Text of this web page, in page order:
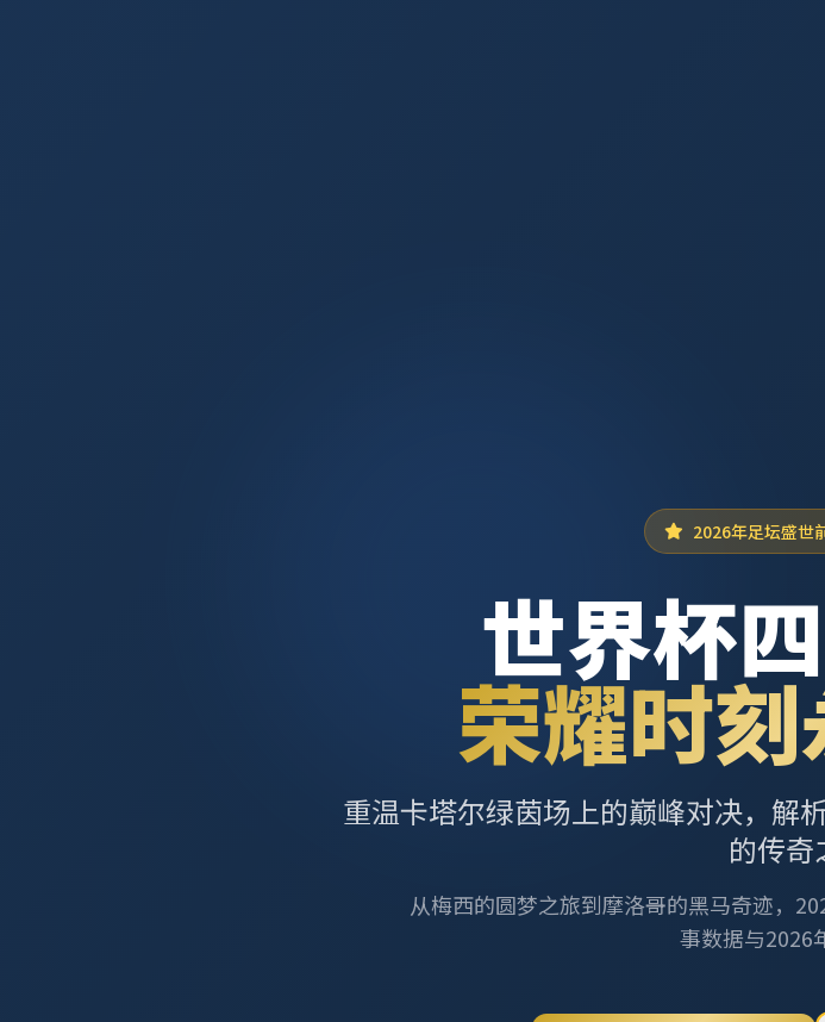
2026年足坛盛世
世界杯
荣耀时
重温卡塔尔绿茵场上的巅峰对决，解
的传奇
从梅西的圆梦之旅到摩洛哥的黑马奇迹，
事数据与2026